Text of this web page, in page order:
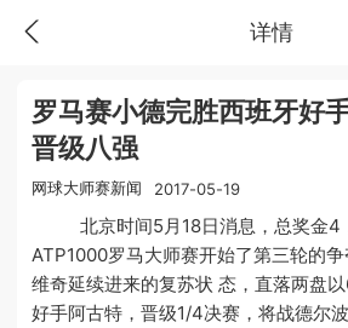
详情
罗马赛小德完胜西班牙好
晋级八强
网球大师赛新闻 2017-05-19
北京时间5月18日消息，总奖金4
ATP1000罗马大师赛开始了第三轮的
维奇延续进来的复苏状 态，直落两盘
好手阿古特，晋级1/4决赛，将战德尔